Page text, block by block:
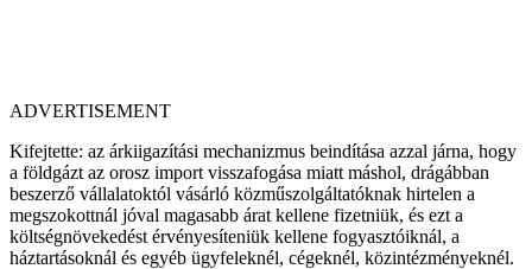
ADVERTISEMENT
Kifejtette: az árkiigazítási mechanizmus beindítása azzal járna, hogy
a földgázt az orosz import visszafogása miatt máshol, drágábban
beszerző vállalatoktól vásárló közműszolgáltatóknak hirtelen a
megszokottnál jóval magasabb árat kellene fizetniük, és ezt a
költségnövekedést érvényesíteniük kellene fogyasztóiknál, a
háztartásoknál és egyéb ügyfeleknél, cégeknél, közintézményeknél.